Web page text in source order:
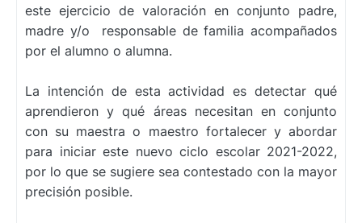
este ejercicio de valoración en conjunto padre,
madre y/o responsable de familia acompañados
por el alumno o alumna.
La intención de esta actividad es detectar qué
aprendieron y qué áreas necesitan en conjunto
con su maestra o maestro fortalecer y abordar
para iniciar este nuevo ciclo escolar 2021-2022,
por lo que se sugiere sea contestado con la mayor
precisión posible.